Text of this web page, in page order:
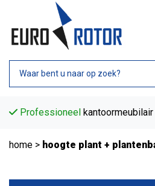
Professioneel
home > hoogte plant +